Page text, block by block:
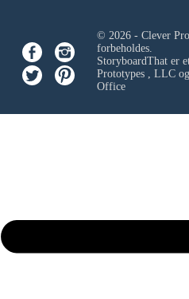
© 2026 - Clever
forbeholdes.
StoryboardThat er
Prototypes , LLCog
Office